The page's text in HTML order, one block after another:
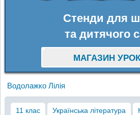
Стенди для
та дитячого
МАГАЗИН
Водолажко Лілія
11 клас Українська література